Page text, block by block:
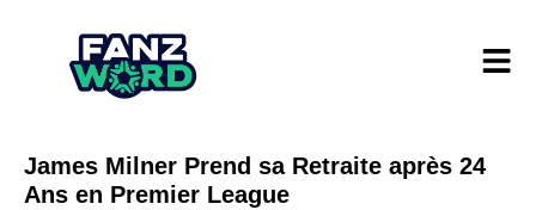
James Milner Prend sa Retraite après 24
Ans en Premier League